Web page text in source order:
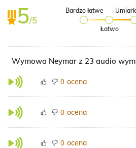
5/5
Bardzo łatwe
Łatwo
Wymowa Neymar z 23 audio
0 ocena
0 ocena
0 ocena